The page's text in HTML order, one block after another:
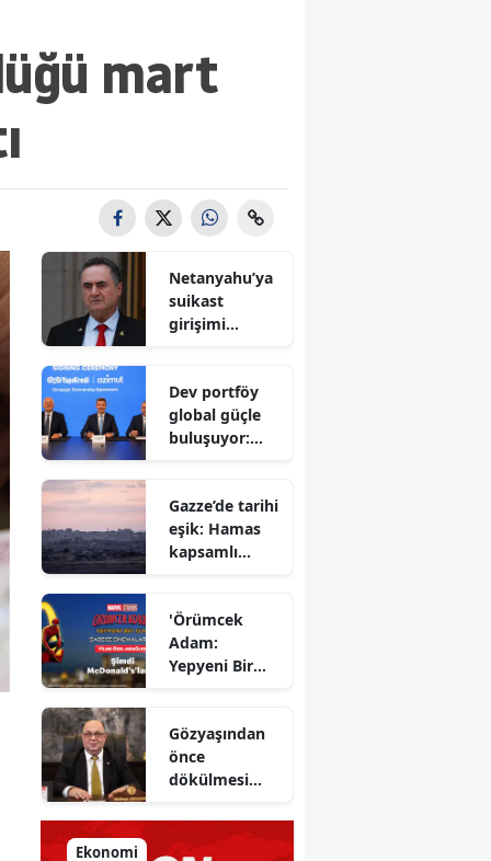
mart
Netanyahu’ya
suikast
girişimi
Bakanı
gizlenen
detayları
Dev portföy
global güçle
buluşuyor:
sıkıştı
Gazze’de tarihi
eşik: Hamas
kapsamlı
onayladı
'Örümcek
Adam:
Yepyeni Bir
şimdi
McDonald’s
Türkiye’de
Gözyaşından
önce
dökülmesi
Tarihin
milletlerin
Ekonomi